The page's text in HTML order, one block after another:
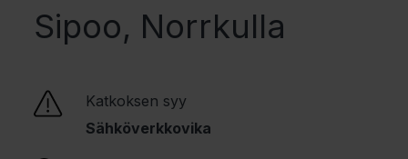
Sipoo, Norrkulla
Katkoksen syy
Sähköverkkovika